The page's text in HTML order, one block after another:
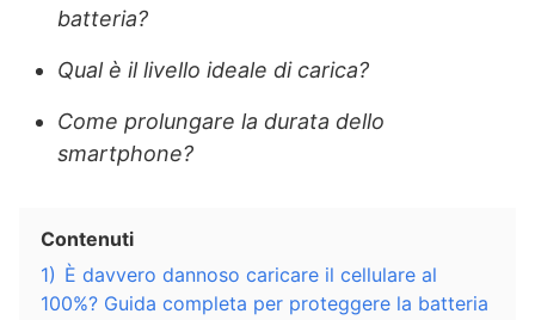
batteria?
Qual è il livello ideale di carica?
Come prolungare la durata dello
smartphone?
Contenuti
1) È davvero dannoso caricare il cellulare al
100%? Guida completa per proteggere la batteria